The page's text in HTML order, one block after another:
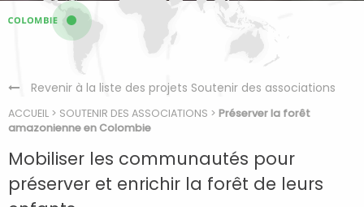
Revenir à la liste des projets Soutenir des associations
ACCUEIL > SOUTENIR DES ASSOCIATIONS > Préserver la forêt
amazonienne en Colombie
Mobiliser les communautés pour
préserver et enrichir la forêt de leurs